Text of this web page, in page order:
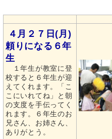
４月２７日(月)
頼りになる６年
生
１年生が教室に登
校すると６年生が迎
えてくれます。「こ
こにいれてね」と朝
の支度を手伝ってく
れます。６年生のお
兄さん、お姉さん、
ありがとう。